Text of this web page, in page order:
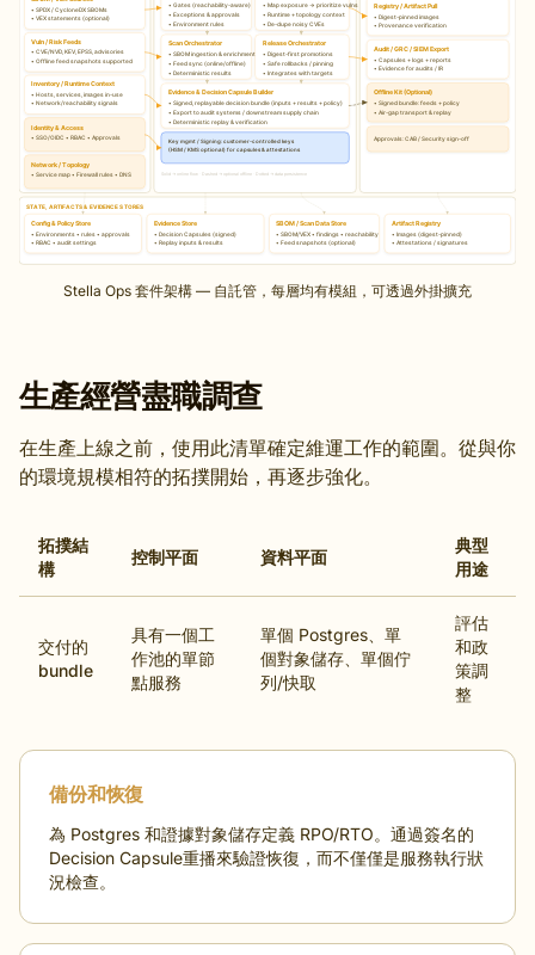
Stella Ops 套件架構 — 自託管，每層均有模組，可透過外掛擴充
生產經營盡職調查
在生產上線之前，使用此清單確定維運工作的範圍。從與你
的環境規模相符的拓撲開始，再逐步強化。
拓撲結
構
控制平面 資料平面
典型
用途
交付的
bundle
具有一個工
作池的單節
點服務
單個 Postgres、單
個對象儲存、單個佇
列/快取
評估
和政
策調
整
備份和恢復
為 Postgres 和證據對象儲存定義 RPO/RTO。通過簽名的
Decision Capsule重播來驗證恢復，而不僅僅是服務執行狀
況檢查。